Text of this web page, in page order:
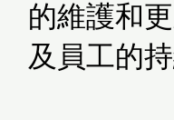
的維護和
及員工的